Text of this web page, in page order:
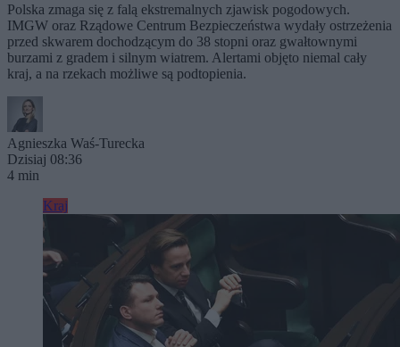
Polska zmaga się z falą ekstremalnych zjawisk pogodowych.
IMGW oraz Rządowe Centrum Bezpieczeństwa wydały ostrzeżenia
przed skwarem dochodzącym do 38 stopni oraz gwałtownymi
burzami z gradem i silnym wiatrem. Alertami objęto niemal cały
kraj, a na rzekach możliwe są podtopienia.
Agnieszka Waś-Turecka
Dzisiaj 08:36
4 min
Kraj